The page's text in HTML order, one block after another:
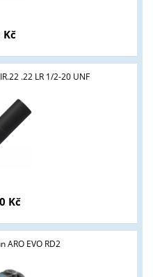
Kč
.22 LR 1/2-20 UNF
Kč
ARO EVO RD2